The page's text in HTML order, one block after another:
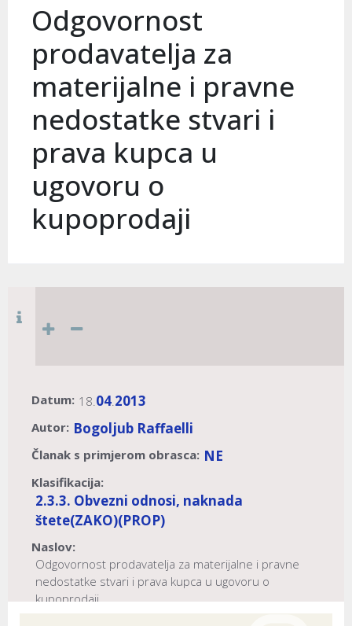
Odgovornost
prodavatelja za
materijalne i pravne
nedostatke stvari i
prava kupca u
ugovoru o
kupoprodaji
Datum: 18.04.2013
Autor: Bogoljub Raffaelli
Članak s primjerom obrasca: NE
Klasifikacija:
2.3.3. Obvezni odnosi, naknada
štete(ZAKO)(PROP)
Naslov:
Odgovornost prodavatelja za materijalne i pravne
nedostatke stvari i prava kupca u ugovoru o
kupoprodaji